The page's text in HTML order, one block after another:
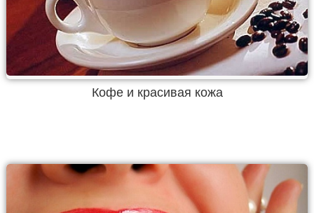
Кофе и красивая кожа